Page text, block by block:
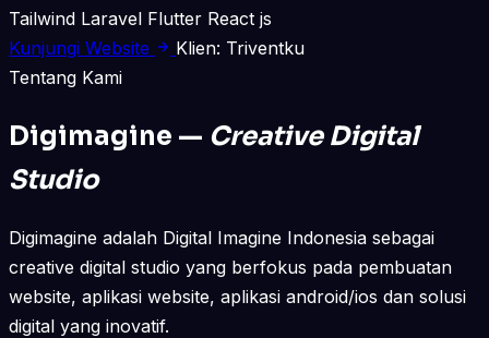
Tailwind Laravel Flutter React js
Kunjungi Website
Klien: Triventku
Tentang Kami
Digimagine — Creative Digital
Studio
Digimagine adalah Digital Imagine Indonesia sebagai
creative digital studio yang berfokus pada pembuatan
website, aplikasi website, aplikasi android/ios dan solusi
digital yang inovatif.